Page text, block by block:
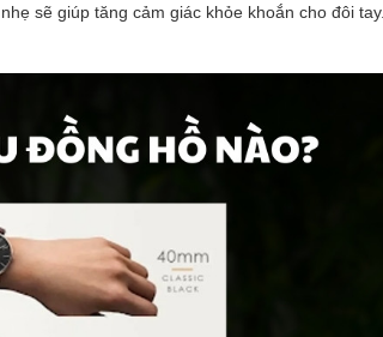
sẽ giúp tăng cảm giác khỏe khoắn cho đôi tay.